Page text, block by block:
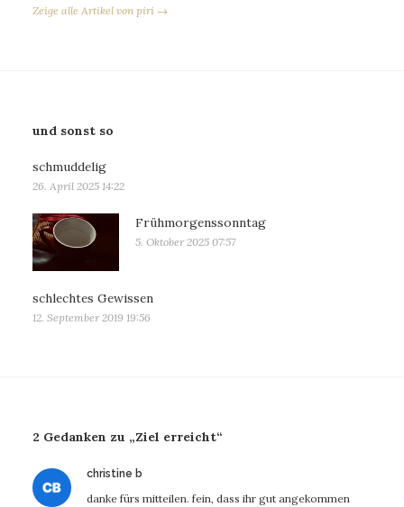
Zeige alle Artikel von piri →
und sonst so
schmuddelig
26. April 2025 14:22
Frühmorgenssonntag
5. Oktober 2025 07:57
schlechtes Gewissen
12. September 2019 19:56
2 Gedanken zu „Ziel erreicht“
christine b
danke fürs mitteilen. fein, dass ihr gut angekommen